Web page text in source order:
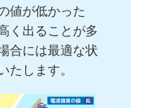
値が低かった
く出ることが多
合には最適な状
たします。